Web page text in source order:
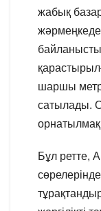
жабық
байланысты
шаршы
сатылады.
Бұл ретте,